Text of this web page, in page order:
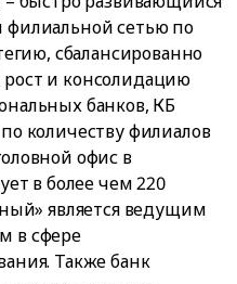
сетью по
сбалансированно
и консолидацию
банков, КБ
количеству филиалов
офис в
в более чем 220
является ведущим
в сфере
Также банк